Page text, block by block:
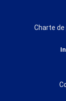
Charte